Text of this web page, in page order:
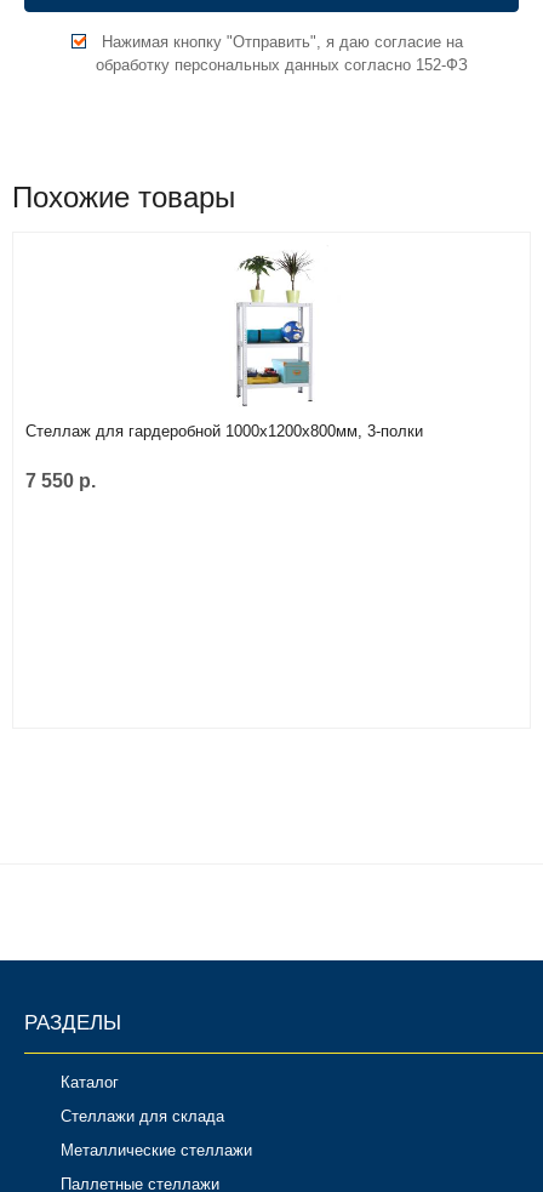
Нажимая кнопку "Отправить", я даю согласие на
обработку персональных данных согласно 152-ФЗ
Похожие товары
Стеллаж для гардеробной 1000х1200х800мм, 3-полки
7 550 р.
РАЗДЕЛЫ
Каталог
Стеллажи для склада
Металлические стеллажи
Паллетные стеллажи